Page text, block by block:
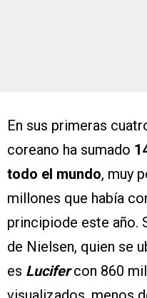
En sus primeras
coreano ha sumado
todo el mundo, muy
millones que había
principiode este año.
de Nielsen, quien se
es Lucifercon 860